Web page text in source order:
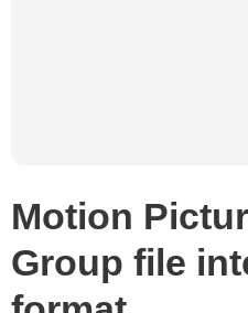
Motion
Group file